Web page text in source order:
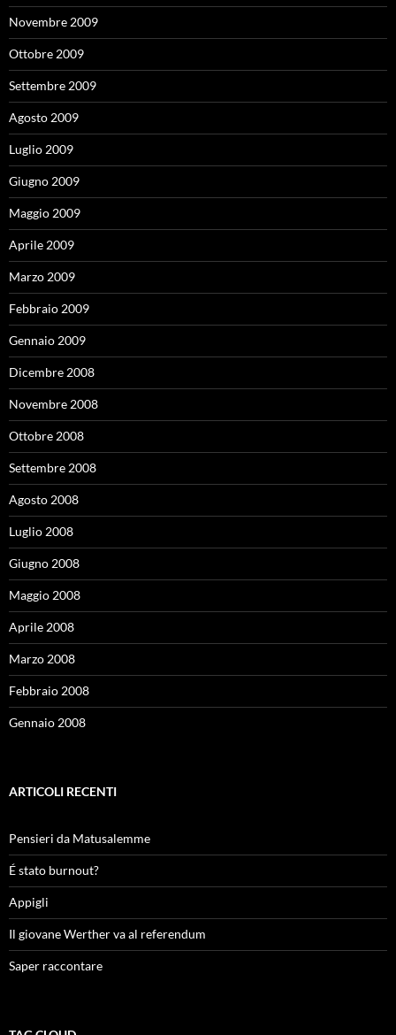
Novembre 2009
Ottobre 2009
Settembre 2009
Agosto 2009
Luglio 2009
Giugno 2009
Maggio 2009
Aprile 2009
Marzo 2009
Febbraio 2009
Gennaio 2009
Dicembre 2008
Novembre 2008
Ottobre 2008
Settembre 2008
Agosto 2008
Luglio 2008
Giugno 2008
Maggio 2008
Aprile 2008
Marzo 2008
Febbraio 2008
Gennaio 2008
ARTICOLI RECENTI
Pensieri da Matusalemme
É stato burnout?
Appigli
Il giovane Werther va al referendum
Saper raccontare